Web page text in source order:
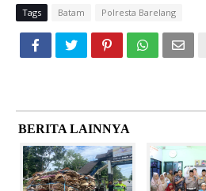
Tags Batam Polresta Barelang
BERITA LAINNYA